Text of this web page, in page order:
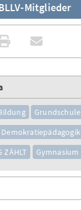
Mitglieder
Grundschule
Demokratiepädagogik
ZÄHLT
Gymnasium